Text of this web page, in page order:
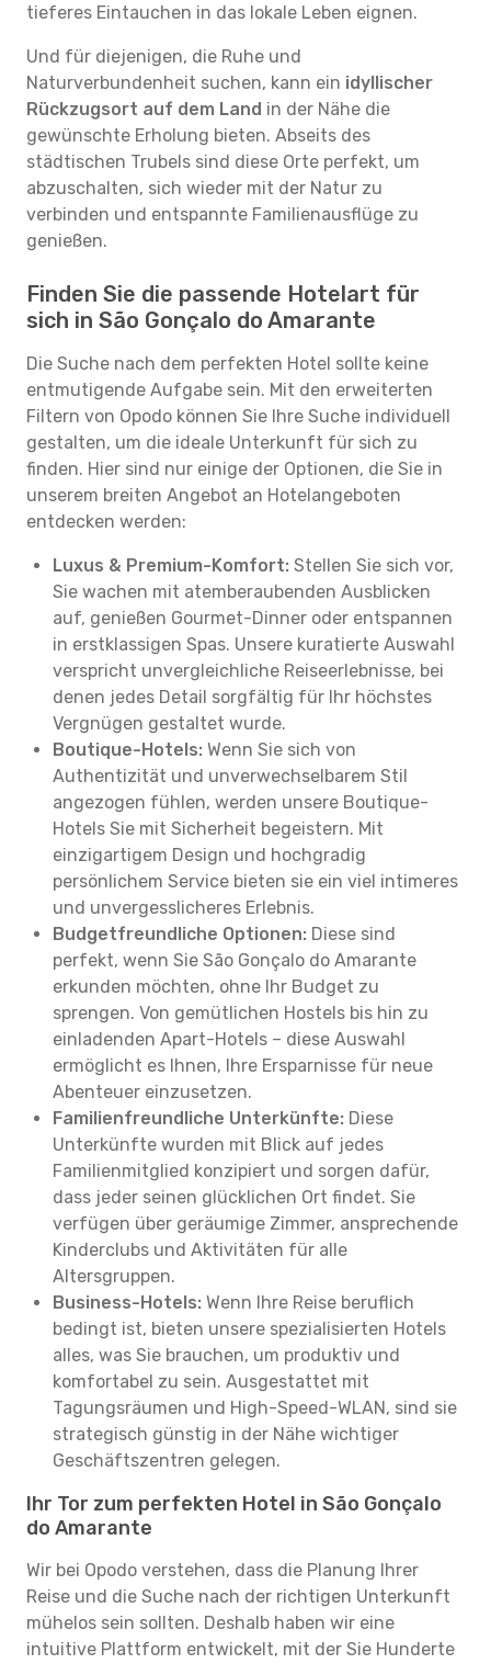
tieferes Eintauchen in das lokale Leben eignen.
Und für diejenigen, die Ruhe und
Naturverbundenheit suchen, kann ein idyllischer
Rückzugsort auf dem Land in der Nähe die
gewünschte Erholung bieten. Abseits des
städtischen Trubels sind diese Orte perfekt, um
abzuschalten, sich wieder mit der Natur zu
verbinden und entspannte Familienausflüge zu
genießen.
Finden Sie die passende Hotelart für
sich in São Gonçalo do Amarante
Die Suche nach dem perfekten Hotel sollte keine
entmutigende Aufgabe sein. Mit den erweiterten
Filtern von Opodo können Sie Ihre Suche individuell
gestalten, um die ideale Unterkunft für sich zu
finden. Hier sind nur einige der Optionen, die Sie in
unserem breiten Angebot an Hotelangeboten
entdecken werden:
Luxus & Premium-Komfort: Stellen Sie sich vor,
Sie wachen mit atemberaubenden Ausblicken
auf, genießen Gourmet-Dinner oder entspannen
in erstklassigen Spas. Unsere kuratierte Auswahl
verspricht unvergleichliche Reiseerlebnisse, bei
denen jedes Detail sorgfältig für Ihr höchstes
Vergnügen gestaltet wurde.
Boutique-Hotels: Wenn Sie sich von
Authentizität und unverwechselbarem Stil
angezogen fühlen, werden unsere Boutique-
Hotels Sie mit Sicherheit begeistern. Mit
einzigartigem Design und hochgradig
persönlichem Service bieten sie ein viel intimeres
und unvergesslicheres Erlebnis.
Budgetfreundliche Optionen: Diese sind
perfekt, wenn Sie São Gonçalo do Amarante
erkunden möchten, ohne Ihr Budget zu
sprengen. Von gemütlichen Hostels bis hin zu
einladenden Apart-Hotels – diese Auswahl
ermöglicht es Ihnen, Ihre Ersparnisse für neue
Abenteuer einzusetzen.
Familienfreundliche Unterkünfte: Diese
Unterkünfte wurden mit Blick auf jedes
Familienmitglied konzipiert und sorgen dafür,
dass jeder seinen glücklichen Ort findet. Sie
verfügen über geräumige Zimmer, ansprechende
Kinderclubs und Aktivitäten für alle
Altersgruppen.
Business-Hotels: Wenn Ihre Reise beruflich
bedingt ist, bieten unsere spezialisierten Hotels
alles, was Sie brauchen, um produktiv und
komfortabel zu sein. Ausgestattet mit
Tagungsräumen und High-Speed-WLAN, sind sie
strategisch günstig in der Nähe wichtiger
Geschäftszentren gelegen.
Ihr Tor zum perfekten Hotel in São Gonçalo
do Amarante
Wir bei Opodo verstehen, dass die Planung Ihrer
Reise und die Suche nach der richtigen Unterkunft
mühelos sein sollten. Deshalb haben wir eine
intuitive Plattform entwickelt, mit der Sie Hunderte